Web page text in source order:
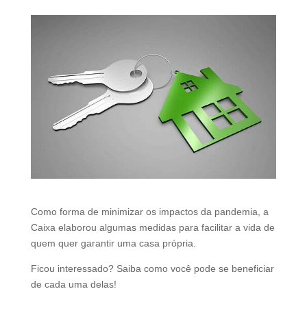
s
b
l
k
Como forma de minimizar os impactos da pandemia, a
Caixa elaborou algumas medidas para facilitar a vida de
quem quer garantir uma casa própria.
Ficou interessado? Saiba como você pode se beneficiar
de cada uma delas!